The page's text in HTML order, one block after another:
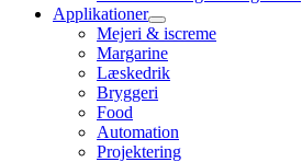
Applikationer
Mejeri & iscreme
Margarine
Læskedrik
Bryggeri
Food
Automation
Projektering